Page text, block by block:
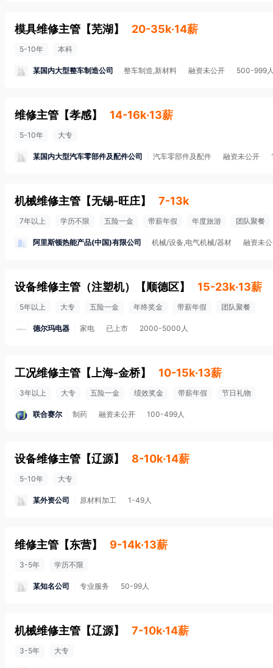
模具维修主管 【芜湖 】 20-35k·14薪
5-10年 本科
某国内大型整车制造公司 整车制造,新材料 融资未公开 500-999
维修主管 【孝感】 14-16k·13薪
5-10年 大专
某国内大型汽车零部件及配件公司 汽车零部件及配件 融资未公开
机械维修主管 【无锡-旺庄】 7-13k
7年以上 学历不限 五险一金 带薪年假 年度旅游 团队聚餐
阿里斯顿热能产品(中国)有限公司 机械/设备,电气机械/器材 融资未
设备维修主管（注塑机） 【顺德区】 15-23k·13薪
5年以上 大专 五险一金 年终奖金 带薪年假 团队聚餐
德尔玛电器 家电 已上市 2000-5000人
工况维修主管 【 上海-金桥】 10-15k·13薪
3年以上 大专 五险一金 绩效奖金 带薪年假 节日礼物
联合赛尔 制药 融资未公开 100-499人
设备维修主管 【辽源】 8-10k·14薪
5-10年 大专
某外资公司 原材料加工 1-49人
维修主管 【东营】 9-14k·13薪
3-5年 学历不限
某知名公司 专业服务 50-99人
机械维修主管 【辽源】 7-10k·14薪
3-5年 大专